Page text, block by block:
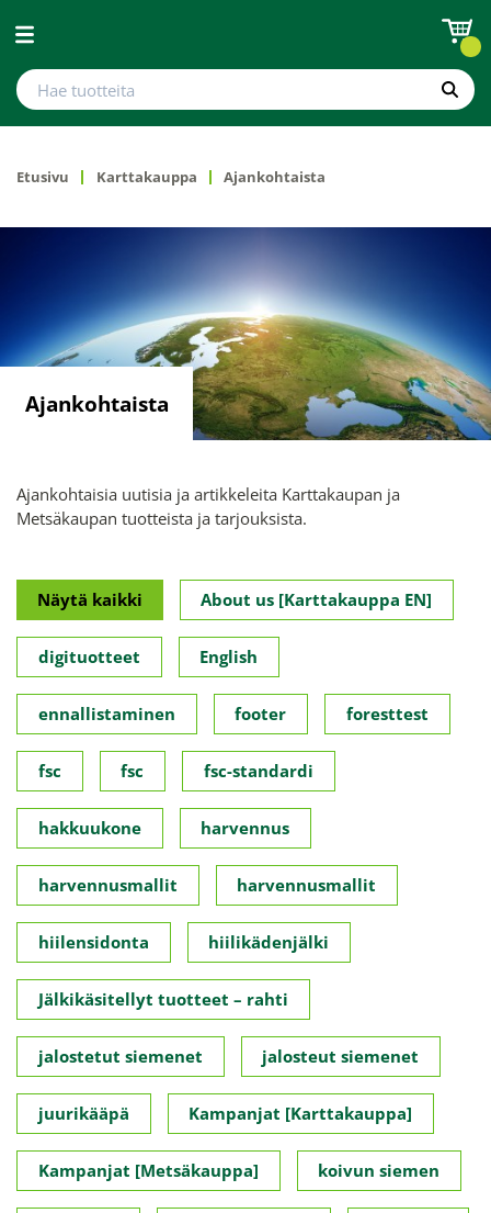
Avaa valikko
Hae tuotteita
Hae
Etusivu Karttakauppa Ajankohtaista
Ajankohtaista
Ajankohtaisia uutisia ja artikkeleita Karttakaupan ja
Metsäkaupan tuotteista ja tarjouksista.
Näytä kaikki About us [Karttakauppa EN]
digituotteet English
ennallistaminen footer foresttest
fsc fsc fsc-standardi
hakkuukone harvennus
harvennusmallit harvennusmallit
hiilensidonta hiilikädenjälki
Jälkikäsitellyt tuotteet – rahti
jalostetut siemenet jalosteut siemenet
juurikääpä Kampanjat [Karttakauppa]
Kampanjat [Metsäkauppa] koivun siemen